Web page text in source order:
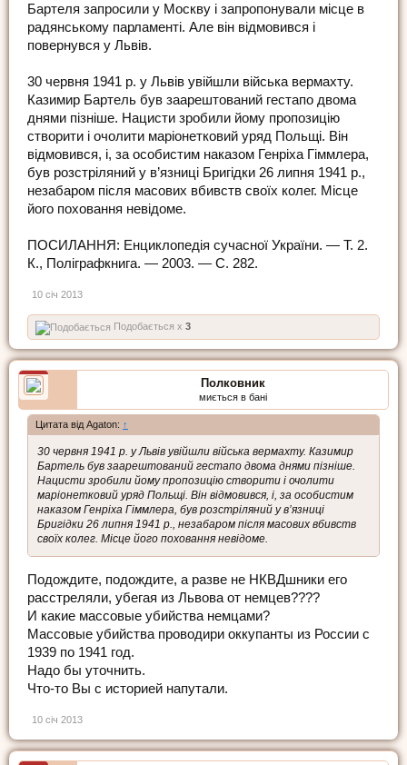
Бартеля запросили у Москву і запропонували місце в
радянському парламенті. Але він відмовився і
повернувся у Львів.
30 червня 1941 р. у Львів увійшли війська вермахту.
Казимир Бартель був заарештований гестапо двома
днями пізніше. Нацисти зробили йому пропозицію
створити і очолити маріонетковий уряд Польщі. Він
відмовився, і, за особистим наказом Генріха Гіммлера,
був розстріляний у в’язниці Бригідки 26 липня 1941 р.,
незабаром після масових вбивств своїх колег. Місце
його поховання невідоме.
ПОСИЛАННЯ: Енциклопедія сучасної України. — Т. 2.
К., Поліграфкнига. — 2003. — С. 282.
10 січ 2013
Подобається x 3
Полковник
миється в бані
Цитата від Agaton: ↑
30 червня 1941 р. у Львів увійшли війська вермахту. Казимир
Бартель був заарештований гестапо двома днями пізніше.
Нацисти зробили йому пропозицію створити і очолити
маріонетковий уряд Польщі. Він відмовився, і, за особистим
наказом Генріха Гіммлера, був розстріляний у в’язниці
Бригідки 26 липня 1941 р., незабаром після масових вбивств
своїх колег. Місце його поховання невідоме.
Подождите, подождите, а разве не НКВДшники его
расстреляли, убегая из Львова от немцев????
И какие массовые убийства немцами?
Массовые убийства проводири оккупанты из России с
1939 по 1941 год.
Надо бы уточнить.
Что-то Вы с историей напутали.
10 січ 2013